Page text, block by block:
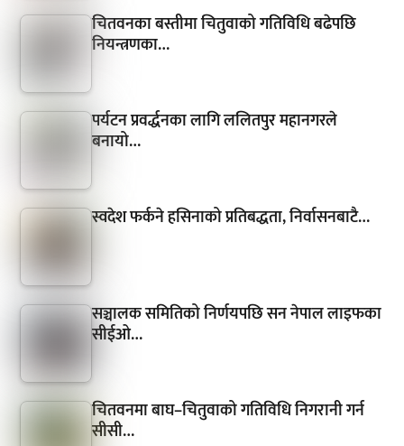
चितवनका बस्तीमा चितुवाको गतिविधि बढेपछि
नियन्त्रणका…
पर्यटन प्रवर्द्धनका लागि ललितपुर महानगरले
बनायो…
स्वदेश फर्कने हसिनाको प्रतिबद्धता, निर्वासनबाटै…
सञ्चालक समितिको निर्णयपछि सन नेपाल लाइफका
सीईओ…
चितवनमा बाघ–चितुवाको गतिविधि निगरानी गर्न
सीसी…